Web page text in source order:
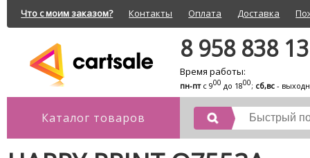
Что с моим заказом? Контакты Оплата Доставка
8 958 838
Время работы:
пн-птс 900 до 1800; сб,вс -
Каталог товаров